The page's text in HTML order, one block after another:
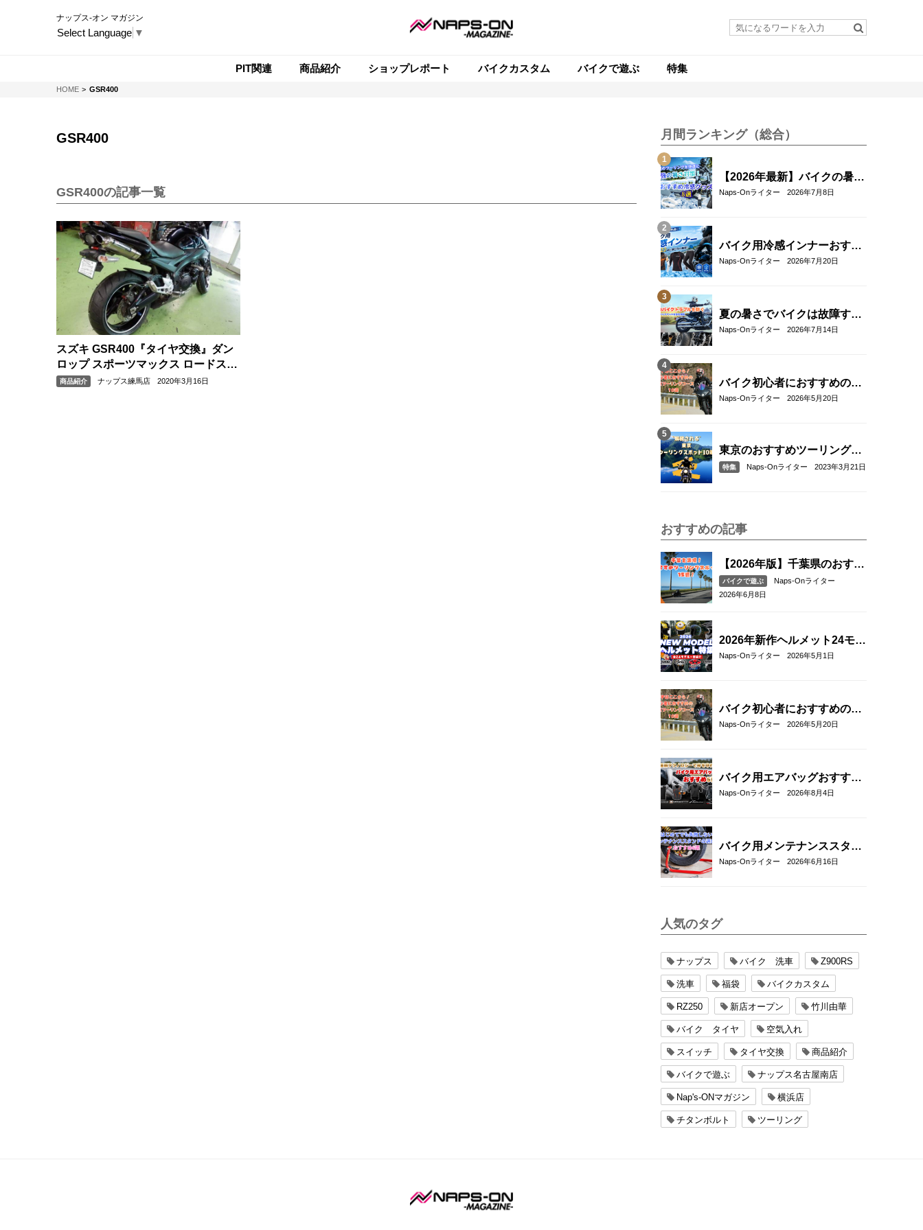
ナップス-オン マガジン
Select Language ▼
PIT関連 商品紹介 ショップレポート バイクカスタム バイクで遊ぶ 特集
HOMENAPS-ON マガジン
GSR400
GSR400
GSR400の記事一覧
スズキ GSR400『タイヤ交換』ダン
ロップ スポーツマックス ロードスマ
ート2
商品紹介 ナップス練馬店 2020年3月16日
月間ランキング（総合）
【2026年最新】バイクの暑さ
対策・冷感グッズおすすめ8
Naps-Onライター 2026年7月8日
バイク用冷感インナーおすす
め22選！夏のツーリングを快
Naps-Onライター 2026年7月20日
夏の暑さでバイクは故障す
る？起こりやすいトラブルと
Naps-Onライター 2026年7月14日
バイク初心者におすすめの関
東近郊ツーリングコース10選
Naps-Onライター 2026年5月20日
東京のおすすめツーリングス
ポット10選
特集 Naps-Onライター 2023年3月21日
おすすめの記事
【2026年版】千葉県のおすす
めツーリングスポット15選｜
海沿い・絶景・ワインディン
バイクで遊ぶ
Naps-Onライター
2026年6月8日
2026年新作ヘルメット24モデ
ル一挙紹介！アラ
Naps-Onライター 2026年5月1日
バイク初心者におすすめの関
東近郊ツーリングコース10選
Naps-Onライター 2026年5月20日
バイク用エアバッグおすすめ
5選！｜RSタイチ・HYOD・
Naps-Onライター 2026年8月4日
バイク用メンテナンススタン
ドの選び方とおすすめ6選｜
Naps-Onライター 2026年6月16日
人気のタグ
ナップス バイク 洗車 Z900RS
洗車 福袋 バイクカスタム
RZ250 新店オープン 竹川由華
バイク タイヤ 空気入れ
スイッチ タイヤ交換 商品紹介
バイクで遊ぶ ナップス名古屋南店
Nap's-ONマガジン 横浜店
チタンボルト ツーリング